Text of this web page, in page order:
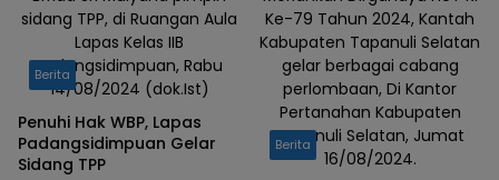
sidang TPP, di Ruangan Aula
Lapas Kelas IIB
Padangsidimpuan, Rabu
14/08/2024 (dok.Ist)
Berita
Penuhi Hak WBP, Lapas
Padangsidimpuan Gelar
Sidang TPP
Ke-79 Tahun 2024, Kantah
Kabupaten Tapanuli Selatan
gelar berbagai cabang
perlombaan, Di Kantor
Pertanahan Kabupaten
Tapanuli Selatan, Jumat
16/08/2024.
Berita